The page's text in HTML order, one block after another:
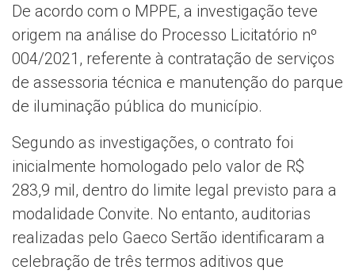
De acordo com o MPPE, a investigação teve
origem na análise do Processo Licitatório nº
004/2021, referente à contratação de serviços
de assessoria técnica e manutenção do parque
de iluminação pública do município.
Segundo as investigações, o contrato foi
inicialmente homologado pelo valor de R$
283,9 mil, dentro do limite legal previsto para a
modalidade Convite. No entanto, auditorias
realizadas pelo Gaeco Sertão identificaram a
celebração de três termos aditivos que